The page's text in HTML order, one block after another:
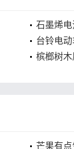
石墨烯
台铃电
槟榔树
芒果有